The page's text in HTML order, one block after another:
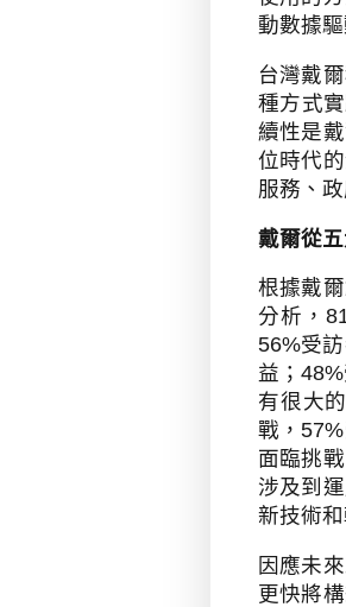
動數據
台灣戴
種方式
續性是
位時代
服務、
戴爾從
根據戴
分析，
56%受
益；48%
有很大
戰，57%
面臨挑戰
涉及到
新技術
因應未
更快將